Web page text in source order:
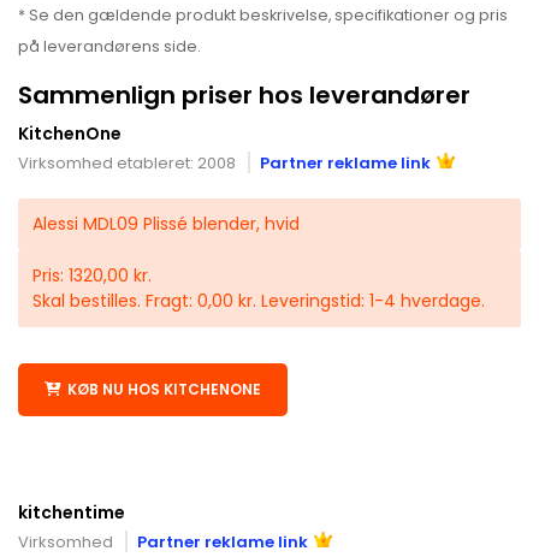
* Se den gældende produkt beskrivelse, specifikationer og pris
på leverandørens side.
Sammenlign priser hos leverandører
KitchenOne
Virksomhed etableret: 2008 Partner reklame link
Alessi MDL09 Plissé blender, hvid
Pris: 1320,00 kr.
Skal bestilles. Fragt: 0,00 kr. Leveringstid: 1-4 hverdage.
KØB NU HOS KITCHENONE
kitchentime
Virksomhed Partner reklame link